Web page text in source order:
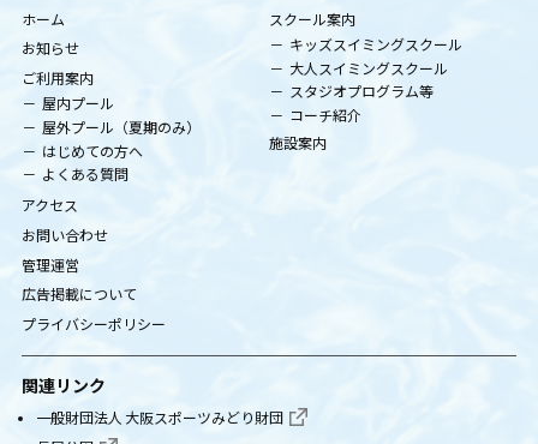
ホーム
お知らせ
ご利用案内
屋内プール
屋外プール（夏期のみ）
はじめての方へ
よくある質問
スクール案内
キッズスイミングスクール
大人スイミングスクール
スタジオプログラム等
コーチ紹介
施設案内
アクセス
お問い合わせ
管理運営
広告掲載について
プライバシーポリシー
関連リンク
一般財団法人 大阪スポーツみどり財団